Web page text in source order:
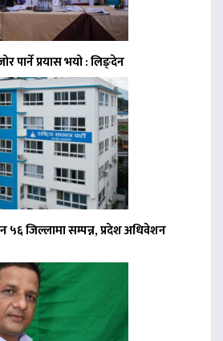
पार्ने प्रयास भयो : लिङ्देन
५६ जिल्लामा सम्पन्न, प्रदेश अधिवेशन